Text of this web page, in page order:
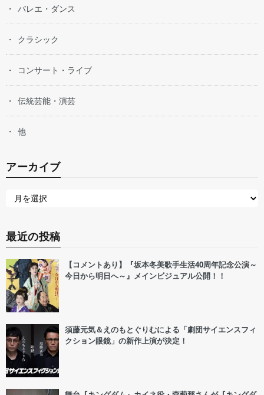
バレエ・ダンス
クラシック
コンサート・ライブ
伝統芸能・演芸
他
アーカイブ
最近の投稿
【コメントあり】『坂本冬美歌手生活40周年記念公演～
今日から明日へ～』メインビジュアル公開！！
須藤元気＆えのもとぐりむによる「劇団サイエンスフィ
クション眼鏡」の新作上演が決定！